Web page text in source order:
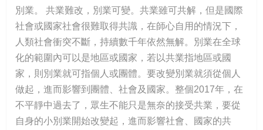
別業。 共業難改，別業可變。共業雖可共解，但是國際
社會或國家社會很難取得共識，在師心自用的情況下，
人類社會衝突不斷，持續數千年依然無解。別業在全球
化的範圍內可以是地區或國家，若以共業指地區或國
家，則別業就可指個人或團體。要改變別業就須從個人
做起，進而影響到團體、社會及國家。整個2017年，在
不平靜中過去了，眾生不能只是無奈的接受共業，要從
自身的小別業開始改變起，進而影響社會、國家的共